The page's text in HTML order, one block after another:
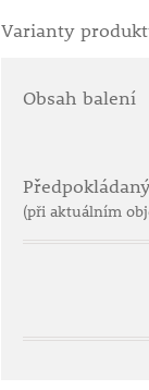
Varianty
Obsah balení
(při aktuálním